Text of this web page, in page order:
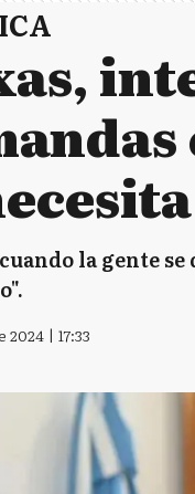
la gente
2024 | 17:33